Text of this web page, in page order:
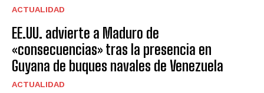
ACTUALIDAD
EE.UU. advierte a Maduro de
«consecuencias» tras la presencia en
Guyana de buques navales de Venezuela
ACTUALIDAD